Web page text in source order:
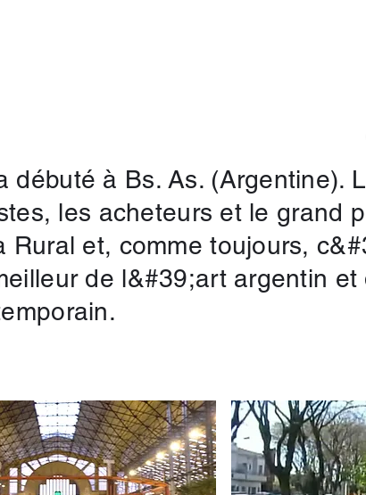
à Bs. As. (Argentine).
les acheteurs et le grand
et, comme toujours,
de l&#39;art argentin et